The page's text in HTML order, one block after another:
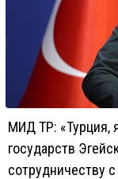
МИД ТР: «Турция,
государств
сотрудничеству